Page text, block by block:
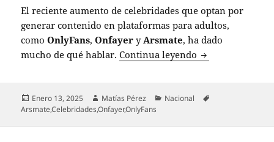
El reciente aumento de celebridades que optan por
generar contenido en plataformas para adultos,
comoOnlyFans,Onfayer y Arsmate, ha dado
mucho de qué hablar.Continua leyendo El auge de
Publicado
el
Enero 13, 2025 Autor
Matías Pérez Categorías
Nacional
Arsmate,Celebridades,Onfayer,OnlyFans